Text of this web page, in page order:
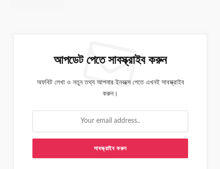
আপডেট পেতে সাবস্ক্রাইব করুন
অফবিট লেখা ও নতুন তথ্য আপনার ইনবক্সে পেতে এখনই সাবস্ক্রাইব
করুন।